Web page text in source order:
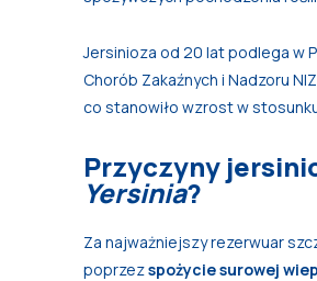
Jersinioza od 20 lat podlega w
Chorób Zakaźnych i Nadzoru
co stanowiło wzrost w
Przyczyny
Yersinia?
Za najważniejszy rezerwuar
poprzezspożycie surowej